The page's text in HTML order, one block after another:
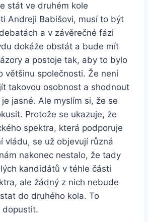
stát ve druhém kole
Andreji Babišovi, musí to být
a v závěrečné fázi
dokáže obstát a bude mít
a postoje tak, aby to bylo
většinu společnosti. Že není
takovou osobnost a shodnout
jasné. Ale myslím si, že se
Protože se ukazuje, že
spektra, která podporuje
vládu, se už objevují různá
nakonec nestalo, že tady
kandidátů v téhle části
ale žádný z nich nebude
do druhého kola. To
dopustit.